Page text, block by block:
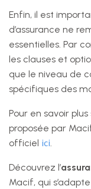
Enfin, il est
d’assurance ne
essentielles. Par
les clauses et
que le niveau de
spécifiques des
Pour en savoir
proposée par
officiel ici.
Découvrez l’
Macif, qui